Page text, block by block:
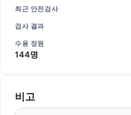
최근 안전검사
검사 결과
수용 정원
144명
비고